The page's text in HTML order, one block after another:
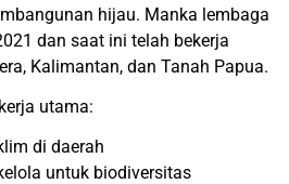
hijau. Manka lembaga
dan saat ini telah bekerja
Kalimantan, dan Tanah Papua.
utama:
di daerah
untuk biodiversitas